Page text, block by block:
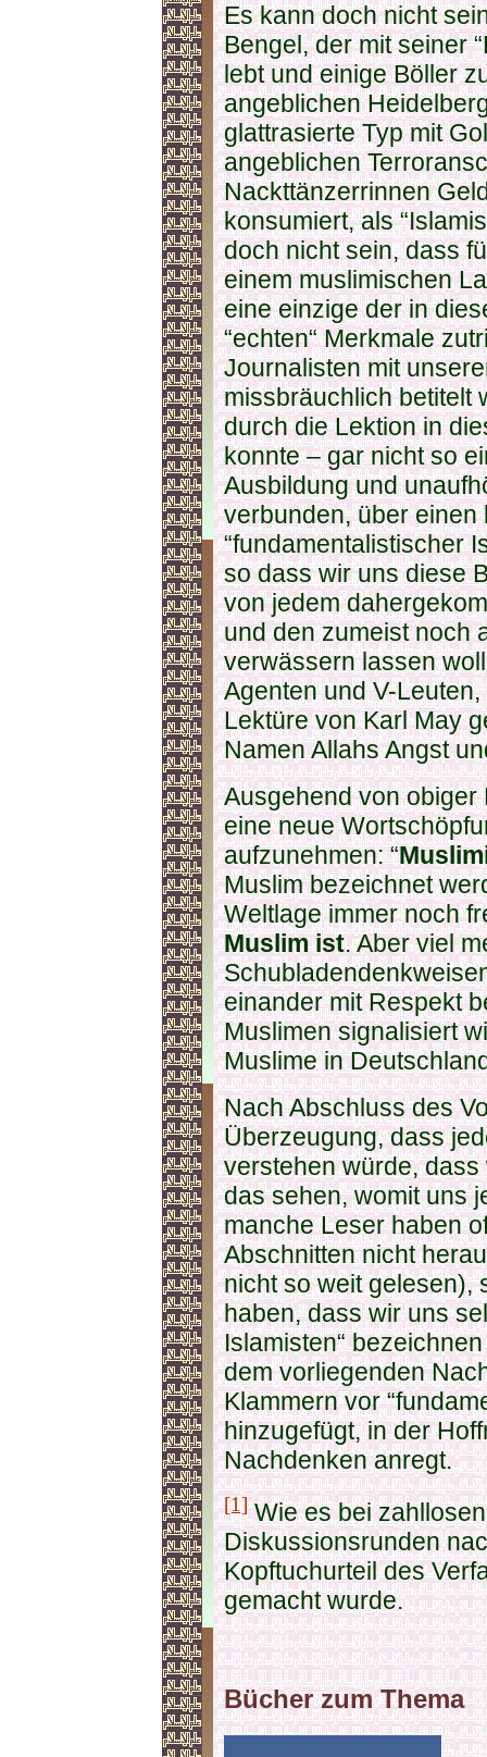
Es kann doch nicht
Bengel, der mit seiner
lebt und einige Böller
angeblichen
glattrasierte Typ mit
angeblichen
Nackttänzerrinnen
konsumiert, als
doch nicht sein, dass
einem muslimischen
eine einzige der in
“echten“ Merkmale
Journalisten mit
missbräuchlich betitelt
durch die Lektion in
konnte – gar nicht so
Ausbildung und
verbunden, über
“fundamentalistischer
so dass wir uns diese
von jedem
und den zumeist noch
verwässern lassen
Agenten und V-
Lektüre von Karl May
Namen Allahs Angst
Ausgehend von
eine neue
aufzunehmen: “
Muslim bezeichnet
Weltlage immer noch
Muslim ist. Aber viel
einander mit Respekt
Muslimen signalisiert
Muslime in
Nach Abschluss des
Überzeugung, dass
verstehen würde,
das sehen, womit uns
manche Leser haben
Abschnitten nicht
nicht so weit gelesen),
haben, dass wir uns
Islamisten“
dem vorliegenden
Klammern vor
hinzugefügt, in der
Nachdenken anregt.
[1]Wie es bei
Diskussionsrunden
Kopftuchurteil des
gemacht wurde.
Bücher zum Thema